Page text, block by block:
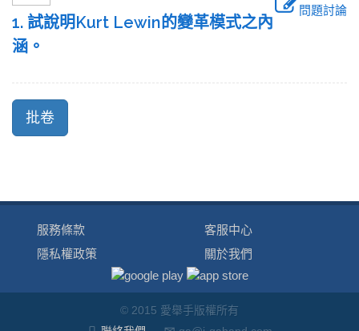
問題討論
1. 試說明Kurt Lewin的變革模式之內
涵。
服務條款
隱私權政策
客服中心
關於我們
© 2015 愛舉手版權所有